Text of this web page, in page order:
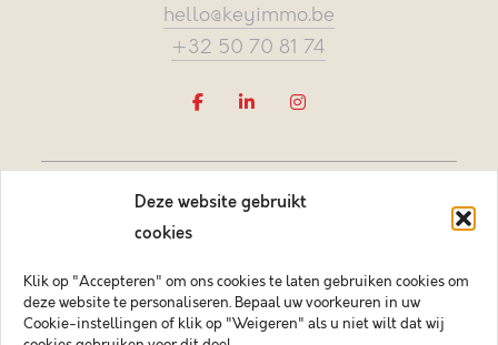
Deze website gebruikt
cookies
Klik op "Accepteren" om ons cookies te laten gebruiken cookies om
deze website te personaliseren. Bepaal uw voorkeuren in uw
Cookie-instellingen of klik op "Weigeren" als u niet wilt dat wij
hello@keyimmo.be
+32 50 70 81 74
Vastgoedmakelaar-bemiddelaar BIV België BIV 505084